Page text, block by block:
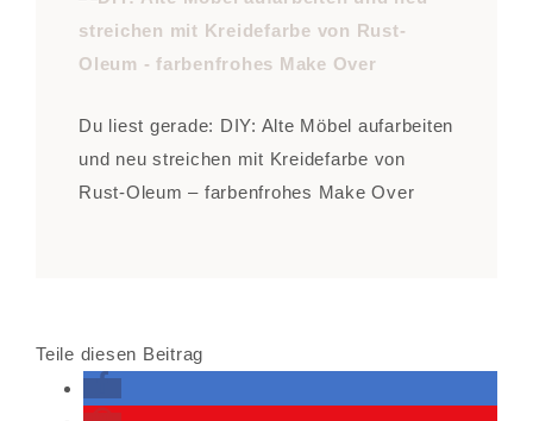
Du liest gerade: DIY: Alte Möbel aufarbeiten
und neu streichen mit Kreidefarbe von
Rust-Oleum – farbenfrohes Make Over
Teile diesen Beitrag